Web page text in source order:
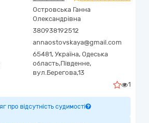
Островська Ганна
Олександрівна
380938192512
annaostovskaya@gmail.com
65481, Україна, Одеська
область,Південне,
вул.Берегова,13
1
про відсутність судимості